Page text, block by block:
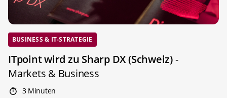
BUSINESS & IT-STRATEGIE
ITpoint wird zu Sharp DX (Schweiz)-
Markets & Business
3 Minuten